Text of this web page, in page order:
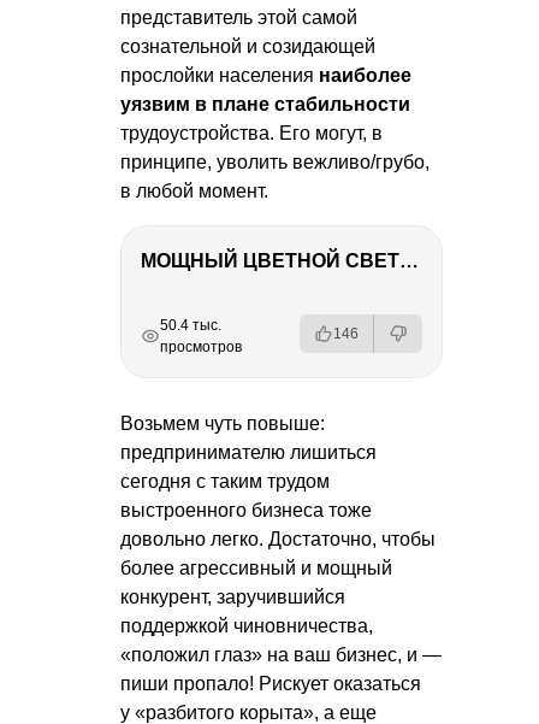
представитель этой самой
сознательной и созидающей
прослойки населения наиболее
уязвим в плане стабильности
трудоустройства. Его могут, в
принципе, уволить вежливо/грубо,
в любой момент.
МОЩНЫЙ ЦВЕТНОЙ СВЕТ – NANLITE FC-500C
РЕКЛАМА
РЕКЛАМА
РЕКЛАМА
50.4 тыс.
просмотров
146
Возьмем чуть повыше:
предпринимателю лишиться
сегодня с таким трудом
выстроенного бизнеса тоже
довольно легко. Достаточно, чтобы
более агрессивный и мощный
конкурент, заручившийся
поддержкой чиновничества,
«положил глаз» на ваш бизнес, и —
пиши пропало! Рискует оказаться
у «разбитого корыта», а еще